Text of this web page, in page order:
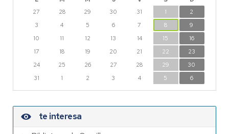
27
28 29 30 31 1
2
3
4 5 6 7 8
9
10
11 12 13 14 15
16
17
18 19 20 21 22
23
24
25 26 27 28 29
30
31
1 2 3 4 5 6
te interesa